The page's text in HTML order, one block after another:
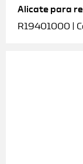
Alicate para
R19401000 |